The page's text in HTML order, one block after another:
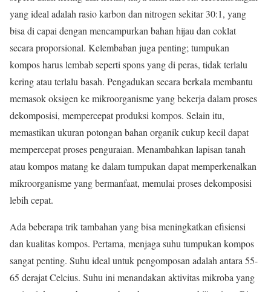
yang ideal adalah rasio karbon dan nitrogen sekitar 30:1, yang
bisa di capai dengan mencampurkan bahan hijau dan coklat
secara proporsional. Kelembaban juga penting; tumpukan
kompos harus lembab seperti spons yang di peras, tidak terlalu
kering atau terlalu basah. Pengadukan secara berkala membantu
memasok oksigen ke mikroorganisme yang bekerja dalam proses
dekomposisi, mempercepat produksi kompos. Selain itu,
memastikan ukuran potongan bahan organik cukup kecil dapat
mempercepat proses penguraian. Menambahkan lapisan tanah
atau kompos matang ke dalam tumpukan dapat memperkenalkan
mikroorganisme yang bermanfaat, memulai proses dekomposisi
lebih cepat.
Ada beberapa trik tambahan yang bisa meningkatkan efisiensi
dan kualitas kompos. Pertama, menjaga suhu tumpukan kompos
sangat penting. Suhu ideal untuk pengomposan adalah antara 55-
65 derajat Celcius. Suhu ini menandakan aktivitas mikroba yang